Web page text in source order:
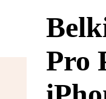
Pro